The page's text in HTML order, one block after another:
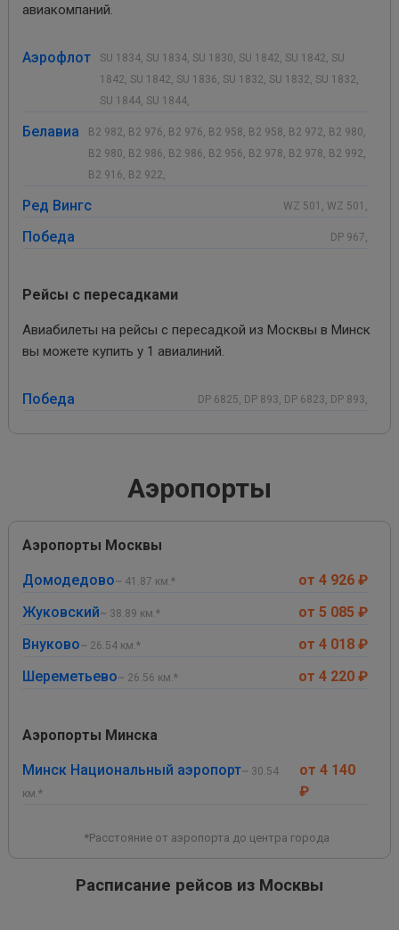
авиакомпаний.
Аэрофлот
SU 1834, SU 1834, SU 1830, SU 1842, SU 1842, SU
1842, SU 1842, SU 1836, SU 1832, SU 1832, SU 1832,
SU 1844, SU 1844,
Белавиа
B2 982, B2 976, B2 976, B2 958, B2 958, B2 972, B2 980,
B2 980, B2 986, B2 986, B2 956, B2 978, B2 978, B2 992,
B2 916, B2 922,
Ред Вингс WZ 501, WZ 501,
Победа DP 967,
Рейсы с пересадками
Авиабилеты на рейсы с пересадкой из Москвы в Минск
вы можете купить у 1 авиалиний.
Победа DP 6825, DP 893, DP 6823, DP 893,
Аэропорты
Аэропорты Москвы
Домодедово~ 41.87 км.*
от 4 926 ₽
Жуковский~ 38.89 км.*
от 5 085 ₽
Внуково~ 26.54 км.*
от 4 018 ₽
Шереметьево~ 26.56 км.* от 4 220 ₽
Аэропорты Минска
Минск Национальный аэропорт~ 30.54
км.*
от 4 140
₽
*Расстояние от аэропорта до центра города
Расписание рейсов из Москвы